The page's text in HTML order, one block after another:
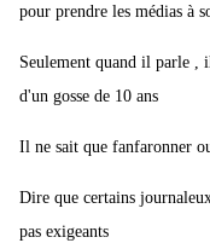
pour prendre les médias à
Seulement quand il parle ,
d'un gosse de 10 ans
Il ne sait que fanfaronner
Dire que certains
pas exigeants